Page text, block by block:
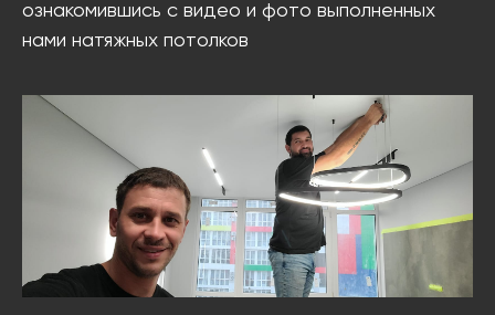
ознакомившись с видео и фото выполненных
нами натяжных потолков